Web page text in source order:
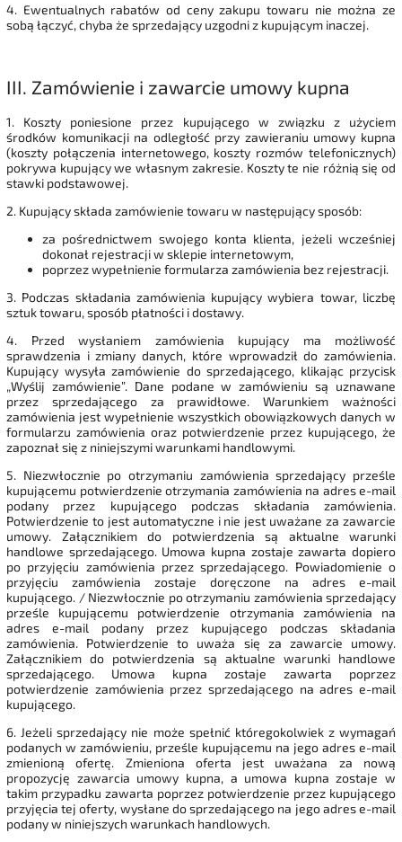
4. Ewentualnych rabatów od ceny zakupu towaru nie można ze
sobą łączyć, chyba że sprzedający uzgodni z kupującym inaczej.
III. Zamówienie i zawarcie umowy kupna
1. Koszty poniesione przez kupującego w związku z użyciem
środków komunikacji na odległość przy zawieraniu umowy kupna
(koszty połączenia internetowego, koszty rozmów telefonicznych)
pokrywa kupujący we własnym zakresie. Koszty te nie różnią się od
stawki podstawowej.
2. Kupujący składa zamówienie towaru w następujący sposób:
za pośrednictwem swojego konta klienta, jeżeli wcześniej
dokonał rejestracji w sklepie internetowym,
poprzez wypełnienie formularza zamówienia bez rejestracji.
3. Podczas składania zamówienia kupujący wybiera towar, liczbę
sztuk towaru, sposób płatności i dostawy.
4. Przed wysłaniem zamówienia kupujący ma możliwość
sprawdzenia i zmiany danych, które wprowadził do zamówienia.
Kupujący wysyła zamówienie do sprzedającego, klikając przycisk
„Wyślij zamówienie”. Dane podane w zamówieniu są uznawane
przez sprzedającego za prawidłowe. Warunkiem ważności
zamówienia jest wypełnienie wszystkich obowiązkowych danych w
formularzu zamówienia oraz potwierdzenie przez kupującego, że
zapoznał się z niniejszymi warunkami handlowymi.
5. Niezwłocznie po otrzymaniu zamówienia sprzedający prześle
kupującemu potwierdzenie otrzymania zamówienia na adres e-mail
podany przez kupującego podczas składania zamówienia.
Potwierdzenie to jest automatyczne i nie jest uważane za zawarcie
umowy. Załącznikiem do potwierdzenia są aktualne warunki
handlowe sprzedającego. Umowa kupna zostaje zawarta dopiero
po przyjęciu zamówienia przez sprzedającego. Powiadomienie o
przyjęciu zamówienia zostaje doręczone na adres e-mail
kupującego. / Niezwłocznie po otrzymaniu zamówienia sprzedający
prześle kupującemu potwierdzenie otrzymania zamówienia na
adres e-mail podany przez kupującego podczas składania
zamówienia. Potwierdzenie to uważa się za zawarcie umowy.
Załącznikiem do potwierdzenia są aktualne warunki handlowe
sprzedającego. Umowa kupna zostaje zawarta poprzez
potwierdzenie zamówienia przez sprzedającego na adres e-mail
kupującego.
6. Jeżeli sprzedający nie może spełnić któregokolwiek z wymagań
podanych w zamówieniu, prześle kupującemu na jego adres e-mail
zmienioną ofertę. Zmieniona oferta jest uważana za nową
propozycję zawarcia umowy kupna, a umowa kupna zostaje w
takim przypadku zawarta poprzez potwierdzenie przez kupującego
przyjęcia tej oferty, wysłane do sprzedającego na jego adres e-mail
podany w niniejszych warunkach handlowych.